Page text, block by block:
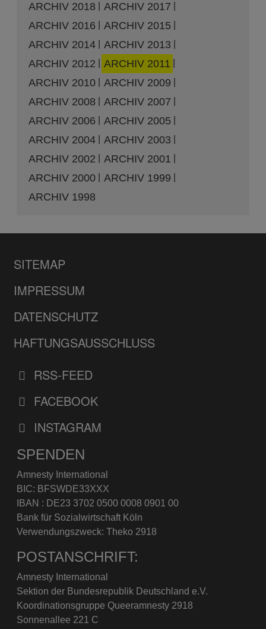
ARCHIV 2018
ARCHIV 2017
ARCHIV 2016
ARCHIV 2015
ARCHIV 2014
ARCHIV 2013
ARCHIV 2012
ARCHIV 2011
ARCHIV 2010
ARCHIV 2009
ARCHIV 2008
ARCHIV 2007
ARCHIV 2006
ARCHIV 2005
ARCHIV 2004
ARCHIV 2003
ARCHIV 2002
ARCHIV 2001
ARCHIV 2000
ARCHIV 1999
ARCHIV 1998
SITEMAP
IMPRESSUM
DATENSCHUTZ
HAFTUNGSAUSSCHLUSS
RSS-FEED
FACEBOOK
INSTAGRAM
SPENDEN
Amnesty International
BIC: BFSWDE33XXX
IBAN : DE23 3702 0500 0008 0901 00
Bank für Sozialwirtschaft Köln
Verwendungszweck: Theko 2918
POSTANSCHRIFT:
Amnesty International
Sektion der Bundesrepublik Deutschland e.V.
Koordinationsgruppe Queeramnesty 2918
Sonnenallee 221 C